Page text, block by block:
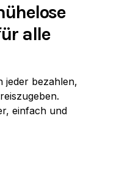
alle
jeder bezahlen,
einfach und